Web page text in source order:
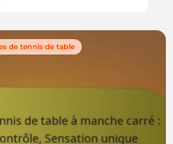
de tennis de table